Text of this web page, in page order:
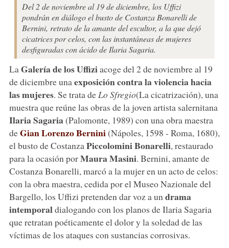
Del 2 de noviembre al 19 de diciembre, los Uffizi
pondrán en diálogo el busto de Costanza Bonarelli de
Bernini, retrato de la amante del escultor, a la que dejó
cicatrices por celos, con las instantáneas de mujeres
desfiguradas con ácido de Ilaria Sagaria.
La Galería de los Uffiziacoge del 2 de noviembre al 19
de diciembre una exposición contra la violencia hacia
las mujeres. Se trata de Lo Sfregio(La cicatrización), una
muestra que reúne las obras de la joven artista salernitana
Ilaria Sagaria(Palomonte, 1989) con una obra maestra
deGian Lorenzo Bernini(Nápoles, 1598 - Roma, 1680),
el busto de Costanza Piccolomini Bonarelli, restaurado
para la ocasión porMaura Masini. Bernini, amante de
Costanza Bonarelli, marcó a la mujer en un acto de celos:
con la obra maestra, cedida por el Museo Nazionale del
Bargello, los Uffizi pretenden dar voz a un drama
intemporaldialogando con los planos de Ilaria Sagaria
que retratan poéticamente el dolor y la soledad de las
víctimas de los ataques con sustancias corrosivas.